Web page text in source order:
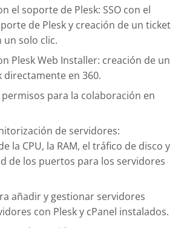
el soporte de Plesk: SSO con el
de Plesk y creación de un ticket
un solo clic.
Plesk Web Installer: creación de un
directamente en 360.
para la colaboración en
de servidores:
la CPU, la RAM, el tráfico de disco y
de los puertos para los servidores
añadir y gestionar servidores
con Plesk y cPanel instalados.